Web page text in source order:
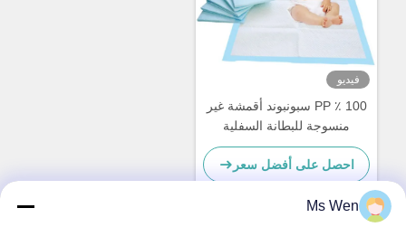
فيديو
100 ٪ PP سبونبوند أقمشة غير
منسوجة للبطانة السفلية
احصل على أفضل سعر
Ms Wen